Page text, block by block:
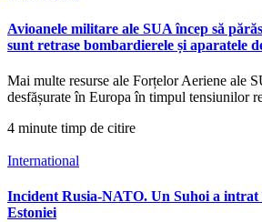
Avioanele militare ale SUA încep să
sunt retrase bombardierele și aparatele
Mai multe resurse ale Forțelor Aeriene ale
desfășurate în Europa în timpul tensiunilor
4 minute timp de citire
International
Incident Rusia-NATO. Un Suhoi a intrat
Estoniei